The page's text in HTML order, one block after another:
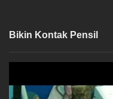
Bikin Kontak Pensil